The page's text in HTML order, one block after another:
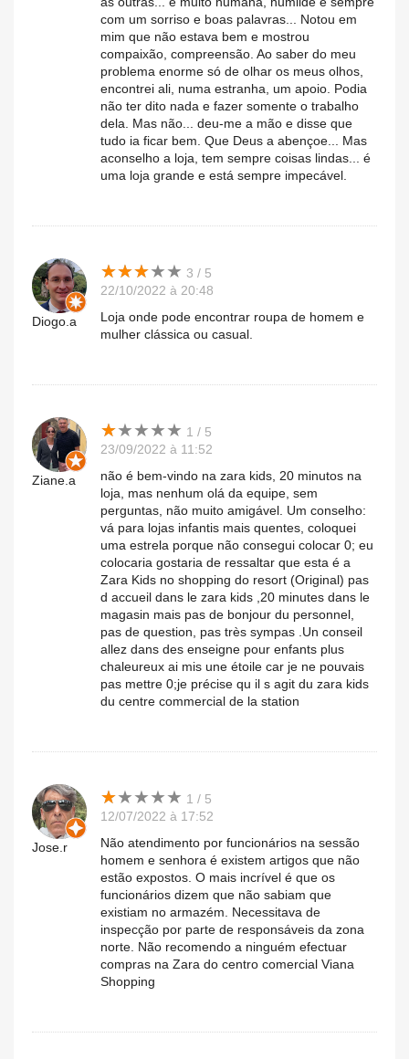
com um sorriso e boas palavras... Notou em
mim que não estava bem e mostrou
compaixão, compreensão. Ao saber do meu
problema enorme só de olhar os meus olhos,
encontrei ali, numa estranha, um apoio. Podia
não ter dito nada e fazer somente o trabalho
dela. Mas não... deu-me a mão e disse que
tudo ia ficar bem. Que Deus a abençoe... Mas
aconselho a loja, tem sempre coisas lindas... é
uma loja grande e está sempre impecável.
Diogo.a
★★★★★
★★★★★ 3 / 5
22/10/2022 à 20:48
Loja onde pode encontrar roupa de homem e
mulher clássica ou casual.
Ziane.a
★★★★★
★★★★★ 1 / 5
23/09/2022 à 11:52
não é bem-vindo na zara kids, 20 minutos na
loja, mas nenhum olá da equipe, sem
perguntas, não muito amigável. Um conselho:
vá para lojas infantis mais quentes, coloquei
uma estrela porque não consegui colocar 0; eu
colocaria gostaria de ressaltar que esta é a
Zara Kids no shopping do resort (Original) pas
d accueil dans le zara kids ,20 minutes dans le
magasin mais pas de bonjour du personnel,
pas de question, pas très sympas .Un conseil
allez dans des enseigne pour enfants plus
chaleureux ai mis une étoile car je ne pouvais
pas mettre 0;je précise qu il s agit du zara kids
du centre commercial de la station
Jose.r
★★★★★
★★★★★ 1 / 5
12/07/2022 à 17:52
Não atendimento por funcionários na sessão
homem e senhora é existem artigos que não
estão expostos. O mais incrível é que os
funcionários dizem que não sabiam que
existiam no armazém. Necessitava de
inspecção por parte de responsáveis da zona
norte. Não recomendo a ninguém efectuar
compras na Zara do centro comercial Viana
Shopping